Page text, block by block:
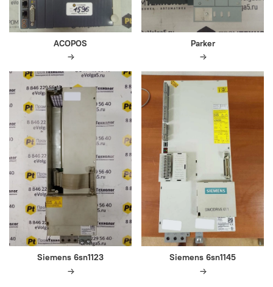
ACOPOS Parker
Siemens 6sn1123 Siemens 6sn1145